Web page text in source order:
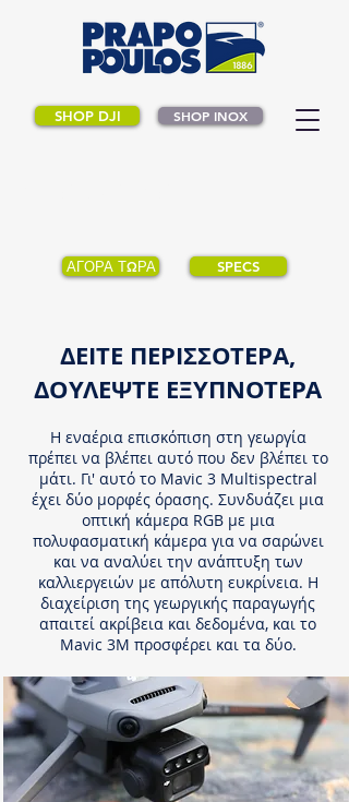
SHOP DJI SHOP INOX
ΑΓΟΡΑ ΤΩΡΑ SPECS
ΔΕΙΤΕ ΠΕΡΙΣΣΟΤΕΡA,
ΔΟΥΛΕΨΤΕ ΕΞΥΠΝΟΤΕΡΑ
Η εναέρια επισκόπιση στη γεωργία
πρέπει να βλέπει αυτό που δεν βλέπει το
μάτι. Γι' αυτό το Mavic 3 Multispectral
έχει δύο μορφές όρασης. Συνδυάζει μια
οπτική κάμερα RGB με μια
πολυφασματική κάμερα για να σαρώνει
και να αναλύει την ανάπτυξη των
καλλιεργειών με απόλυτη ευκρίνεια. Η
διαχείριση της γεωργικής παραγωγής
απαιτεί ακρίβεια και δεδομένα, και το
Mavic 3M προσφέρει και τα δύο.